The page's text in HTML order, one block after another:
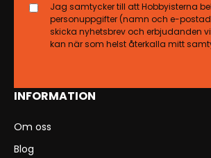
INFORMATION
Om oss
Blog
Jag samtycker till att Hobbyisterna
personuppgifter (namn och e-
skicka nyhetsbrev och erbjudanden
kan när som helst återkalla mitt